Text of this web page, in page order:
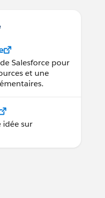
Salesforce pour
et une
idée sur